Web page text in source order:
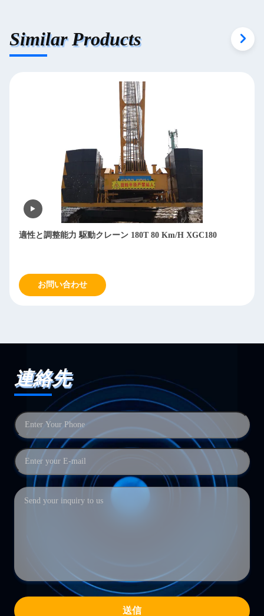
Similar Products
適性と調整能力 駆動クレーン 180T 80 Km/H XGC180
お問い合わせ
連絡先
送信